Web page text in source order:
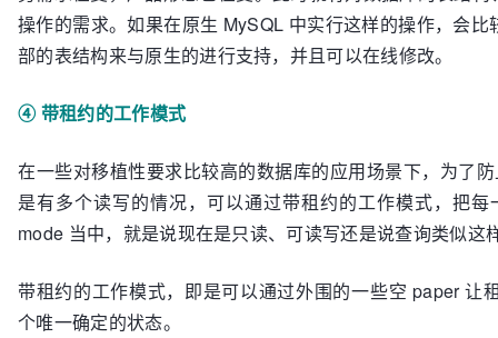
操作的需求。如果在原生 MySQL 中实行这样的操作，会
部的表结构来与原生的进行支持，并且可以在线修改。
④ 带租约的工作模式
在一些对移植性要求比较高的数据库的应用场景下，为了
是有多个读写的情况，可以通过带租约的工作模式，把
mode 当中，就是说现在是只读、可读写还是说查询类似这
带租约的工作模式，即是可以通过外围的一些空 paper 让
个唯一确定的状态。